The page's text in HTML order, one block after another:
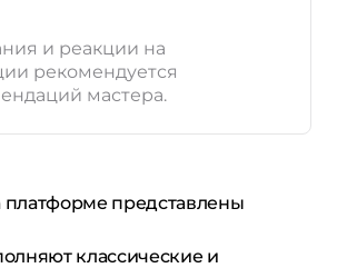
и реакции на
рекомендуется
мастера.
платформе представлены
классические и